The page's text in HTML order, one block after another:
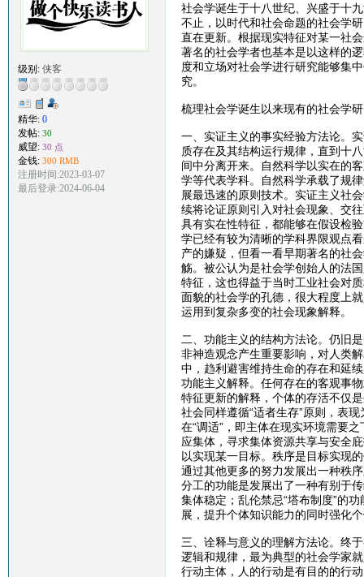
级别: 侠客
精华: 0
发帖: 30
威望: 30 点
金钱: 300 RMB
注册时间:2023-03-07
最后登录:2024-06-04
社会学诞生于十八世纪、兴盛于十
不止，以时代和社会命题的社会学
直在更新。根据现实特征对某一社
著名的社会学者也基本是以这样的
度和立场对社会学进行研究能够集
究。
梳理社会学诞生以来现有的社会学
一、实证主义的事实经验方法论。
质存在及其结构运行规律，直到十
间中分离开来。自然科学以实在的
学等代表学科。自然科学承载了规
展最迅速的原则技术。实证主义社
续将论证原则引入对社会现象、交
具有实在性特征，都能够在假设检
学已经有较为清晰的学科界限观点
产的嫌疑，但看一看早期著名的社
觞。被公认为是社会学创始人的法
特征，这也得益于当时工业社会对
面貌的社会学的孔德，很大程度上
运用到复杂多变的社会现象解释。
二、功能主义的结构方法论。仍旧
非神造观念产生重要影响，对人类
中，趋利避害维持生命的存在和延
功能主义解释。任何存在的客观事
特征更新的解释，个体的存活不仅
社会同样遵循“适者生存”原则，表
在“调适”，即主体在现实环境需要
应集体，寻求集体资源共享与安全
以实现某一目标。秩序是目标实现
通过其他更多的努力发展出一种秩
分工的功能是发展出了一种有别于
集体稳定；乱伦禁忌“塔布制度”的
展，提升个体知识能力的同时强化
三、诠释与意义的理解方法论。终
逻辑和规律，最为典型的社会学家
行动主体，人的行动是有目的的行